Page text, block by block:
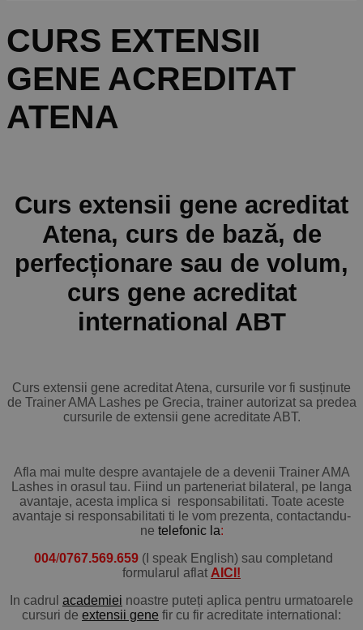
CURS EXTENSII
GENE ACREDITAT
ATENA
Curs extensii gene acreditat
Atena, curs de bază, de
perfecționare sau de volum,
curs gene acreditat
international ABT
Curs extensii gene acreditat Atena, cursurile vor fi susținute
de Trainer AMA Lashes pe Grecia, trainer autorizat sa predea
cursurile de extensii gene acreditate ABT.
Afla mai multe despre avantajele de a devenii Trainer AMA
Lashes in orasul tau. Fiind un parteneriat bilateral, pe langa
avantaje, acesta implica si responsabilitati. Toate aceste
avantaje si responsabilitati ti le vom prezenta, contactandu-
ne telefonic la:
004/0767.569.659 (I speak English) sau completand
formularul aflat AICI!
In cadrul academiei noastre puteți aplica pentru urmatoarele
cursuri de extensii gene fir cu fir acreditate international: